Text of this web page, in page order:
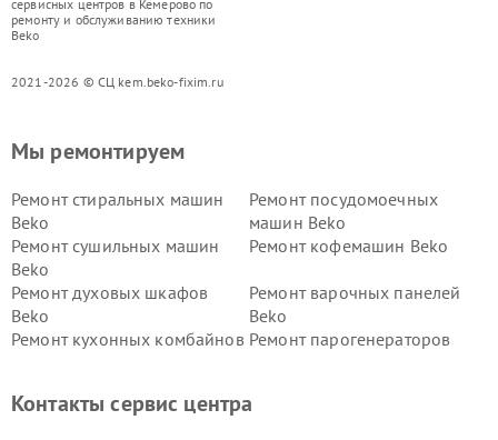
сервисных центров в Кемерово по
ремонту и обслуживанию техники
Beko
2021-2026 © СЦ kem.beko-fixim.ru
Мы ремонтируем
Ремонт стиральных машин
Beko
Ремонт посудомоечных
машин Beko
Ремонт сушильных машин
Beko
Ремонт кофемашин Beko
Ремонт духовых шкафов
Beko
Ремонт варочных панелей
Beko
Ремонт кухонных комбайнов Ремонт парогенераторов
Ремонт холодильников Beko Ремонт морозильных камер
Контакты сервис центра